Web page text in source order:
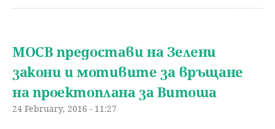
МОСВ предостави на Зелени
закони и мотивите за връщане
на проектоплана за Витоша
24 February, 2016 - 11:27